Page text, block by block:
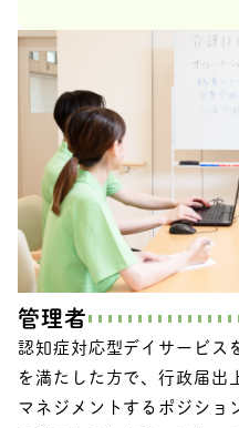
管理者
認知症対応型デイサービス
を満たした方で、行政届出
マネジメントするポジショ